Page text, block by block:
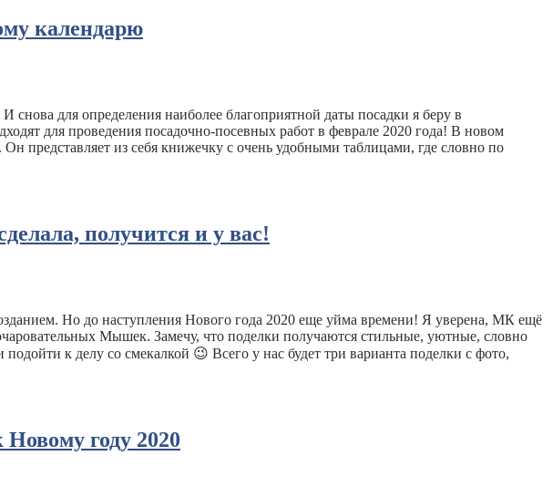
календарю
снова для определения наиболее благоприятной даты посадки я беру в
для проведения посадочно-посевных работ в феврале 2020 года! В новом
представляет из себя книжечку с очень удобными таблицами, где словно по
получится и у вас!
Но до наступления Нового года 2020 еще уйма времени! Я уверена, МК ещё
Мышек. Замечу, что поделки получаются стильные, уютные, словно
к делу со смекалкой 😉 Всего у нас будет три варианта поделки с фото,
году 2020